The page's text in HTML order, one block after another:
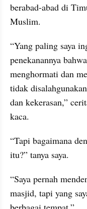
berabad-abad di
Muslim.
“Yang paling saya
penekanannya
menghormati dan
tidak
dan kekerasan,”
kaca.
“Tapi bagaimana
itu?” tanya saya.
“Saya pernah
masjid, tapi yang